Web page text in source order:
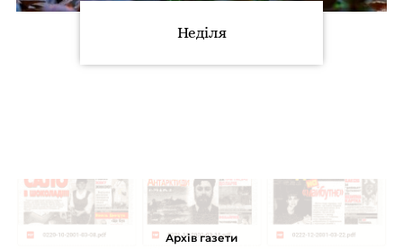
Неділя
Архів газети